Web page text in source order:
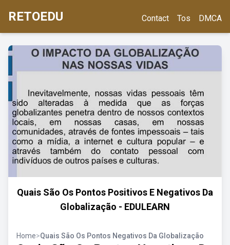
RETOEDU Contact Tos DMCA
Quais São Os Pontos Positivos E Negativos Da
Globalização - EDULEARN
Home>Quais São Os Pontos Negativos Da Globalização